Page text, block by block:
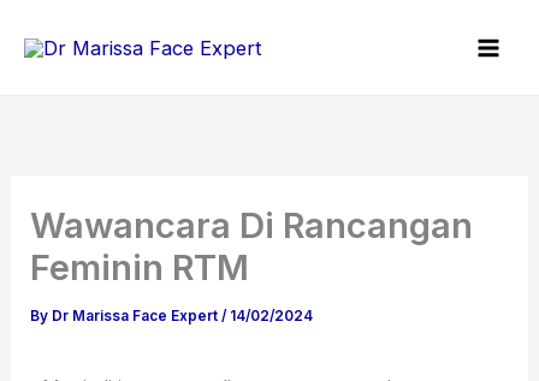
Wawancara Di Rancangan
Feminin RTM
By Dr Marissa Face Expert/ 14/02/2024